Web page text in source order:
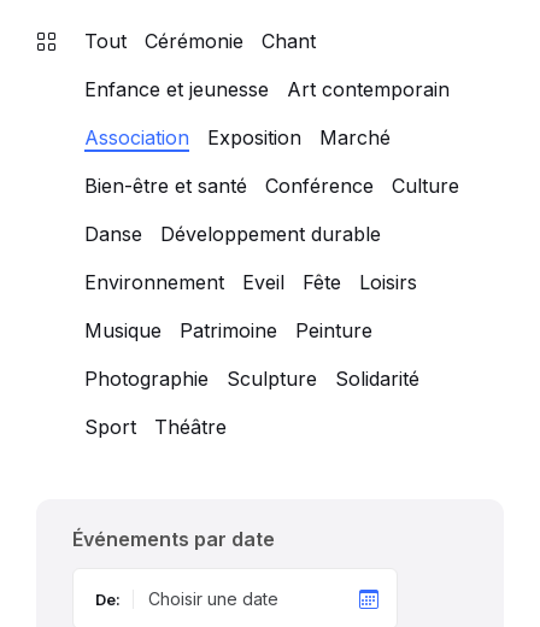
Tout Cérémonie
Chant
Enfance et jeunesse
Art contemporain
Association
Exposition
Marché
Bien-être et santé
Conférence
Culture
Danse
Développement durable
Environnement
Eveil Fête
Loisirs
Musique
Patrimoine
Peinture
Photographie
Sculpture
Solidarité
Sport
Théâtre
Événements par date
De: